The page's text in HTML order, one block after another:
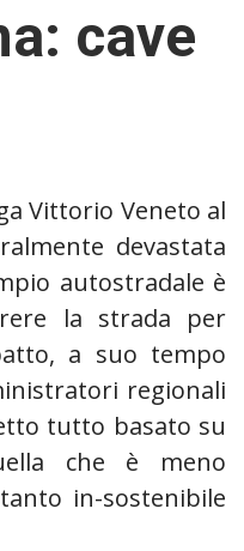
cave
Vittorio Veneto al
devastata
autostradale è
la strada per
a suo tempo
regionali
tutto basato su
che è meno
in-sostenibile